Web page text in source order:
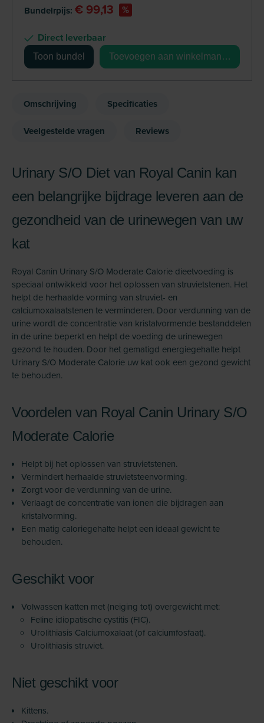
Bundelrpijs: € 99,13 %
Direct leverbaar
Toon bundel Toevoegen aan winkelmandje
Omschrijving Specificaties
Veelgestelde vragen Reviews
Urinary S/O Diet van Royal Canin kan
een belangrijke bijdrage leveren aan de
gezondheid van de urinewegen van uw
kat
Royal Canin Urinary S/O Moderate Calorie dieetvoeding is
speciaal ontwikkeld voor het oplossen van struvietstenen. Het
helpt de herhaalde vorming van struviet- en
calciumoxalaatstenen te verminderen. Door verdunning van de
urine wordt de concentratie van kristalvormende bestanddelen
in de urine beperkt en helpt de voeding de urinewegen
gezond te houden. Door het gematigd energiegehalte helpt
Urinary S/O Moderate Calorie uw kat ook een gezond gewicht
te behouden.
Voordelen van Royal Canin Urinary S/O
Moderate Calorie
Helpt bij het oplossen van struvietstenen.
Vermindert herhaalde struvietsteenvorming.
Zorgt voor de verdunning van de urine.
Verlaagt de concentratie van ionen die bijdragen aan
kristalvorming.
Een matig caloriegehalte helpt een ideaal gewicht te
behouden.
Geschikt voor
Volwassen katten met (neiging tot) overgewicht met:
Feline idiopatische cystitis (FIC).
Urolithiasis Calciumoxalaat (of calciumfosfaat).
Urolithiasis struviet.
Niet geschikt voor
Kittens.